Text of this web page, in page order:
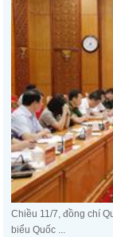
Chiều 11/7, đồng chí
biểu Quốc ...